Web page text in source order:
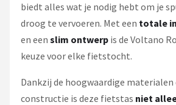
biedt alles wat je nodig hebt om je
droog te vervoeren. Met een totale
en een slim ontwerp is de Voltano
keuze voor elke fietstocht.
Dankzij de hoogwaardige
constructie is deze fietstas niet